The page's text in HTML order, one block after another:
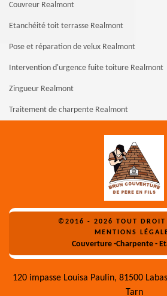
Couvreur Realmont
Etanchéité toit terrasse Realmont
Pose et réparation de velux Realmont
Intervention d'urgence fuite toiture Realmont
Zingueur Realmont
Traitement de charpente Realmont
©2016 - 2026 TOUT DROIT
MENTIONS
Couverture -Charpente -
120 impasse Louisa Paulin, 81500
Tarn